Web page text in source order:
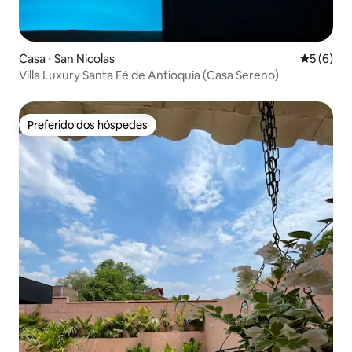
Casa ⋅ San Nicolas 5 de
5 (6)
Villa Luxury Santa Fé de Antioquia (Casa Sereno)
Preferido dos hóspedes
Preferido dos hóspedes